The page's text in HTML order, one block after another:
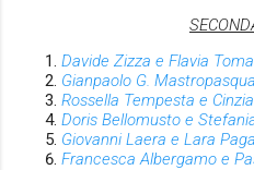
Davide Zizza e Flavia
Gianpaolo G.
Rossella Tempesta e
Doris Bellomusto e
Giovanni Laera e Lara
Francesca Albergamo e